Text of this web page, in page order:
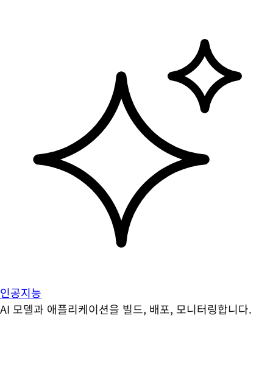
인공지능
AI 모델과 애플리케이션을 빌드, 배포, 모니터링합니다.